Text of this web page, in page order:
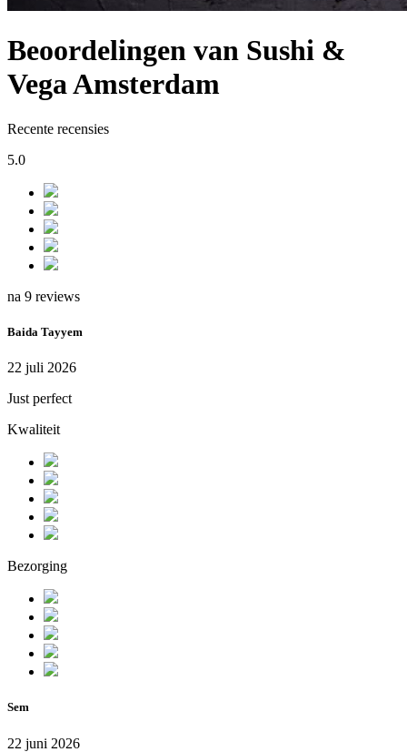
Beoordelingen van Sushi &
Vega Amsterdam
Recente recensies
5.0
na 9 reviews
Baida Tayyem
22 juli 2026
Just perfect
Kwaliteit
Bezorging
Sem
22 juni 2026